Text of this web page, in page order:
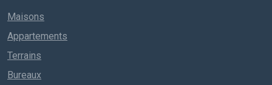
Maisons
Appartements
Terrains
Bureaux